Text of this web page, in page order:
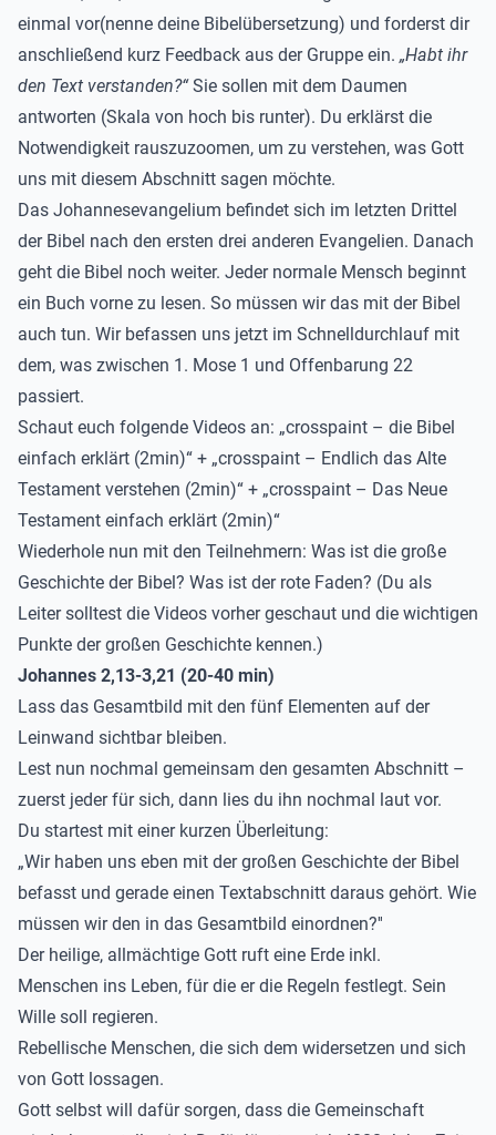
einmal vor(nenne deine Bibelübersetzung) und forderst dir
anschließend kurz Feedback aus der Gruppe ein. „Habt ihr
den Text verstanden?“Sie sollen mit dem Daumen
antworten (Skala von hoch bis runter). Du erklärst die
Notwendigkeit rauszuzoomen, um zu verstehen, was Gott
uns mit diesem Abschnitt sagen möchte.
Das Johannesevangelium befindet sich im letzten Drittel
der Bibel nach den ersten drei anderen Evangelien. Danach
geht die Bibel noch weiter. Jeder normale Mensch beginnt
ein Buch vorne zu lesen. So müssen wir das mit der Bibel
auch tun. Wir befassen uns jetzt im Schnelldurchlauf mit
dem, was zwischen 1. Mose 1 und Offenbarung 22
passiert.
Schaut euch folgende Videos an: „crosspaint – die Bibel
einfach erklärt (2min)“ + „crosspaint – Endlich das Alte
Testament verstehen (2min)“ + „crosspaint – Das Neue
Testament einfach erklärt (2min)“
Wiederhole nun mit den Teilnehmern: Was ist die große
Geschichte der Bibel? Was ist der rote Faden? (Du als
Leiter solltest die Videos vorher geschaut und die wichtigen
Punkte der großen Geschichte kennen.)
Johannes 2,13-3,21 (20-40 min)
Lass das Gesamtbild mit den fünf Elementen auf der
Leinwand sichtbar bleiben.
Lest nun nochmal gemeinsam den gesamten Abschnitt –
zuerst jeder für sich, dann lies du ihn nochmal laut vor.
Du startest mit einer kurzen Überleitung:
„Wir haben uns eben mit der großen Geschichte der Bibel
befasst und gerade einen Textabschnitt daraus gehört. Wie
müssen wir den in das Gesamtbild einordnen?''
Der heilige, allmächtige Gott ruft eine Erde inkl.
Menschen ins Leben, für die er die Regeln festlegt. Sein
Wille soll regieren.
Rebellische Menschen, die sich dem widersetzen und sich
von Gott lossagen.
Gott selbst will dafür sorgen, dass die Gemeinschaft